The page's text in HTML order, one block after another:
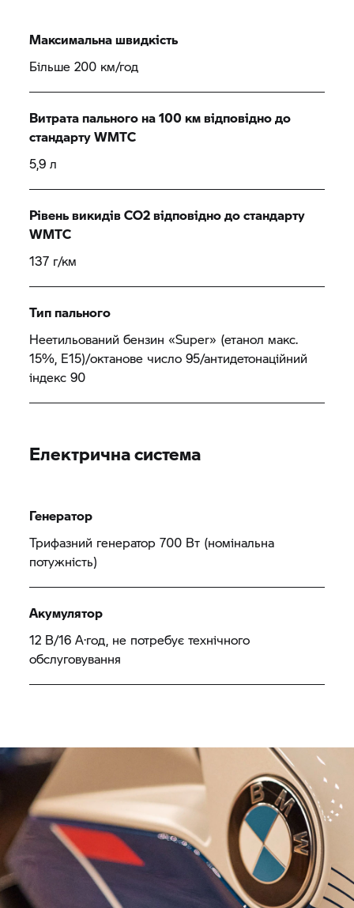
Максимальна швидкість
Більше 200 км/год
Витрата пального на 100 км відповідно до
стандарту WMTC
5,9 л
Рівень викидів CO2 відповідно до стандарту
WMTC
137 г/км
Тип пального
Неетильований бензин «Super» (етанол макс.
15%, E15)/октанове число 95/антидетонаційний
індекс 90
Електрична система
Генератор
Трифазний генератор 700 Вт (номінальна
потужність)
Акумулятор
12 В/16 А·год, не потребує технічного
обслуговування